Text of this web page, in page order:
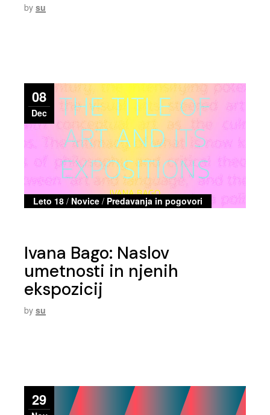
by su
08
Dec
Leto 18 / Novice / Predavanja in pogovori
Ivana Bago: Naslov
umetnosti in njenih
ekspozicij
by su
29